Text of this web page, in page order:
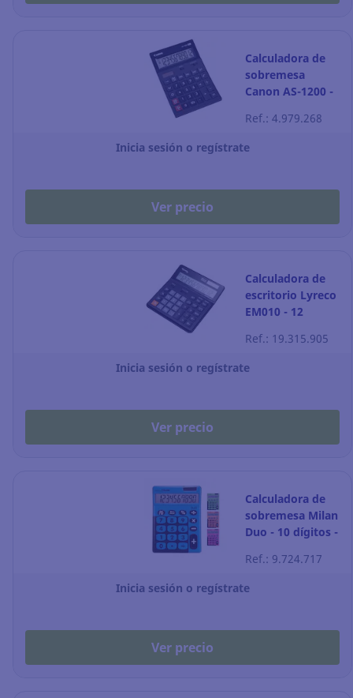
Calculadora de
sobremesa
Canon AS-1200 -
negro
Ref.: 4.979.268
Inicia sesión o regístrate
Ver precio
Calculadora de
escritorio Lyreco
EM010 - 12
Ref.: 19.315.905
Inicia sesión o regístrate
Ver precio
Calculadora de
sobremesa Milan
Duo - 10 dígitos -
Ref.: 9.724.717
Inicia sesión o regístrate
Ver precio